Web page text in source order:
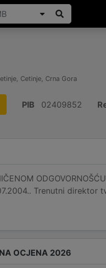
Cetinje, Crna Gora
PIB 02409852
Trenutni direktor
OCJENA 2026